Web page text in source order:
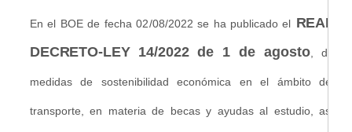
En el BOEde fecha 02/08/2022 se ha publicado el REAL
DECRETO-LEY 14/2022de 1 de agosto , de
medidas de sostenibilidad económica en el ámbito del
transporte, en materia de becas y ayudas al estudio, así